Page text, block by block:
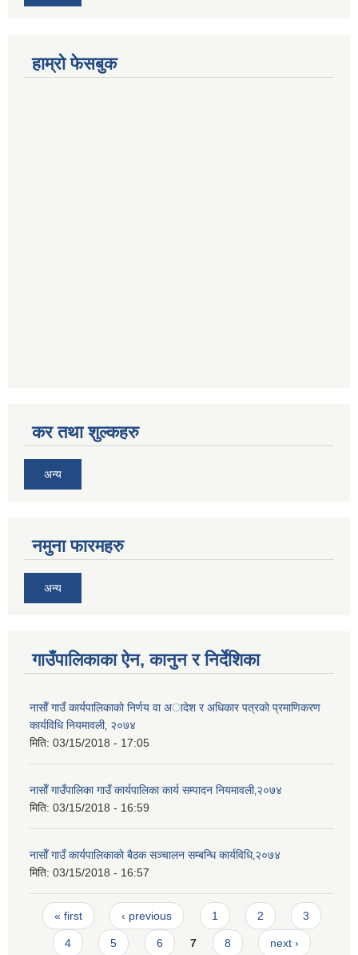
हाम्रो फेसबुक
कर तथा शुल्कहरु
अन्य
नमुना फारमहरु
अन्य
गाउँपालिकाका ऐन, कानुन र निर्देशिका
नासाेँ गाउँ कार्यपालिकाकाे निर्णय वा अादेश र अधिकार पत्रकाे प्रमाणिकरण
कार्यविधि नियमावली‚ २०७४
मिति: 03/15/2018 - 17:05
नासाेँ गाउँपालिका गाउँ कार्यपालिका कार्य सम्पादन नियमावली‚२०७४
मिति: 03/15/2018 - 16:59
नासाेँ गाउँ कार्यपालिकाकाे बैठक सञ्चालन सम्बन्धि कार्यविधि‚२०७४
मिति: 03/15/2018 - 16:57
Pages
« first ‹ previous 1 2 3
4 5 6 7 8 next ›